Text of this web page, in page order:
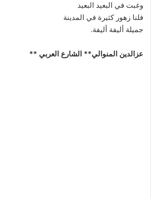
وغبت في البعيد البعيد
فلنا زهور كثيرة في المدينة
جميلة أليفة أليفة.
عزالدين المنوالي** الشارع العربي **